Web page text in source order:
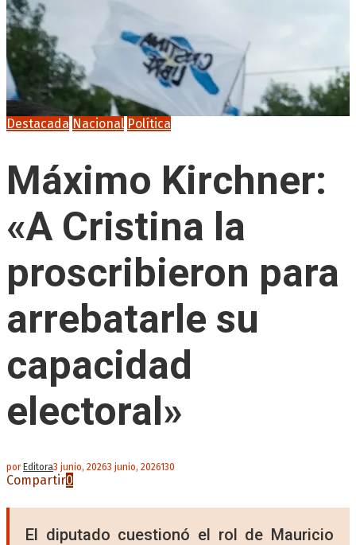
Destacada Nacional Política
Máximo Kirchner:
«A Cristina la
proscribieron para
arrebatarle su
capacidad
electoral»
porEditora3 junio, 20263 junio, 2026130
Compartir0
El diputado cuestionó el rol de Mauricio